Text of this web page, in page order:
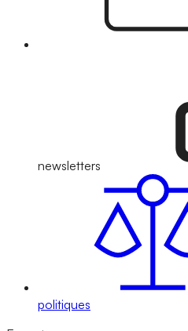
newsletters
politiques